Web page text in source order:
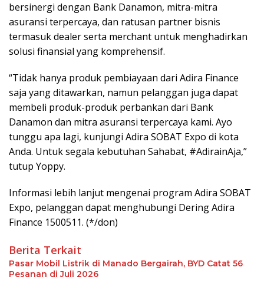
bersinergi dengan Bank Danamon, mitra-mitra
asuransi terpercaya, dan ratusan partner bisnis
termasuk dealer serta merchant untuk menghadirkan
solusi finansial yang komprehensif.
“Tidak hanya produk pembiayaan dari Adira Finance
saja yang ditawarkan, namun pelanggan juga dapat
membeli produk-produk perbankan dari Bank
Danamon dan mitra asuransi terpercaya kami. Ayo
tunggu apa lagi, kunjungi Adira SOBAT Expo di kota
Anda. Untuk segala kebutuhan Sahabat, #AdirainAja,”
tutup Yoppy.
Informasi lebih lanjut mengenai program Adira SOBAT
Expo, pelanggan dapat menghubungi Dering Adira
Finance 1500511. (*/don)
Berita Terkait
Pasar Mobil Listrik di Manado Bergairah, BYD Catat 56
Pesanan di Juli 2026